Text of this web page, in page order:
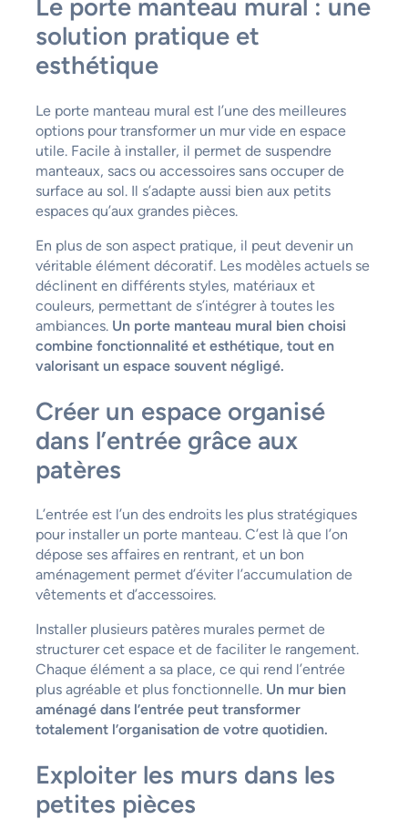
Le porte manteau mural : une
solution pratique et
esthétique
Le porte manteau mural est l’une des meilleures
options pour transformer un mur vide en espace
utile. Facile à installer, il permet de suspendre
manteaux, sacs ou accessoires sans occuper de
surface au sol. Il s’adapte aussi bien aux petits
espaces qu’aux grandes pièces.
En plus de son aspect pratique, il peut devenir un
véritable élément décoratif. Les modèles actuels se
déclinent en différents styles, matériaux et
couleurs, permettant de s’intégrer à toutes les
ambiances. Un porte manteau mural bien choisi
combine fonctionnalité et esthétique, tout en
valorisant un espace souvent négligé.
Créer un espace organisé
dans l’entrée grâce aux
patères
L’entrée est l’un des endroits les plus stratégiques
pour installer un porte manteau. C’est là que l’on
dépose ses affaires en rentrant, et un bon
aménagement permet d’éviter l’accumulation de
vêtements et d’accessoires.
Installer plusieurs patères murales permet de
structurer cet espace et de faciliter le rangement.
Chaque élément a sa place, ce qui rend l’entrée
plus agréable et plus fonctionnelle. Un mur bien
aménagé dans l’entrée peut transformer
totalement l’organisation de votre quotidien.
Exploiter les murs dans les
petites pièces